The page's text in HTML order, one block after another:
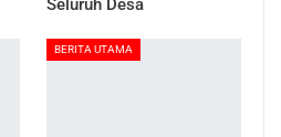
Seluruh Desa
BERITA UTAMA